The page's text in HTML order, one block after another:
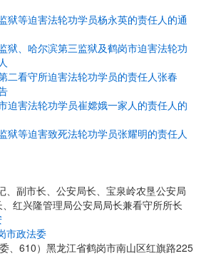
狱等迫害法轮功学员杨永英的责任人的通
狱、哈尔滨第三监狱及鹤岗市迫害法轮功
二看守所迫害法轮功学员的责任人张春
迫害法轮功学员崔嫦娥一家人的责任人的
狱等迫害致死法轮功学员张耀明的责任人
、副市长、公安局长、宝泉岭农垦公安局
红兴隆管理局公安局局长兼看守所所长
市政法委
委、610）黑龙江省鹤岗市南山区红旗路225